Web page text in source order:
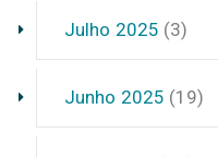
Julho 2025 (3)
Junho 2025 (19)